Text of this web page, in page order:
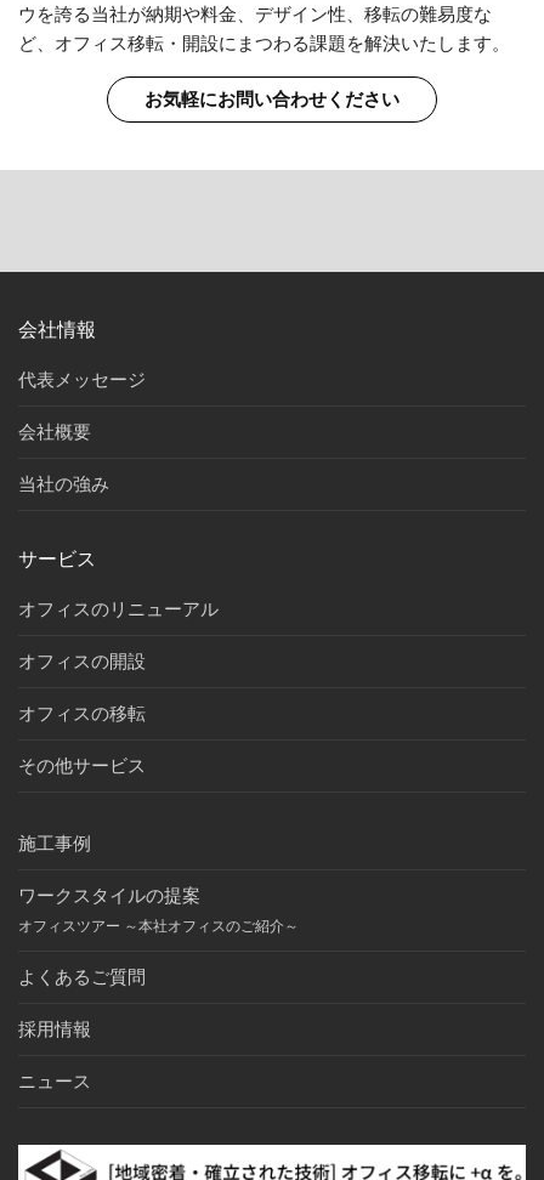
ウを誇る当社が納期や料金、デザイン性、移転の難易度な
ど、オフィス移転・開設にまつわる課題を解決いたします。
お気軽にお問い合わせください
会社情報
代表メッセージ
会社概要
当社の強み
サービス
オフィスのリニューアル
オフィスの開設
オフィスの移転
その他サービス
施工事例
ワークスタイルの提案
オフィスツアー ～本社オフィスのご紹介～
よくあるご質問
採用情報
ニュース